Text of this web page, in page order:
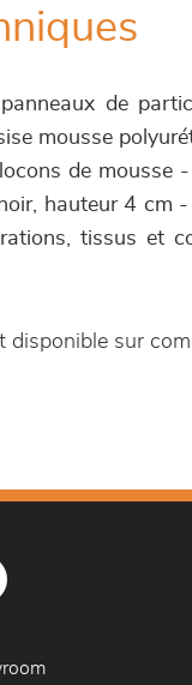
de
mousse
de mousse -
hauteur 4 cm
tissus et
disponible sur